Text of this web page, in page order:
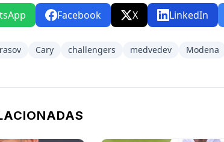
Facebook X LinkedIn
Cary challengers medvedev Modena